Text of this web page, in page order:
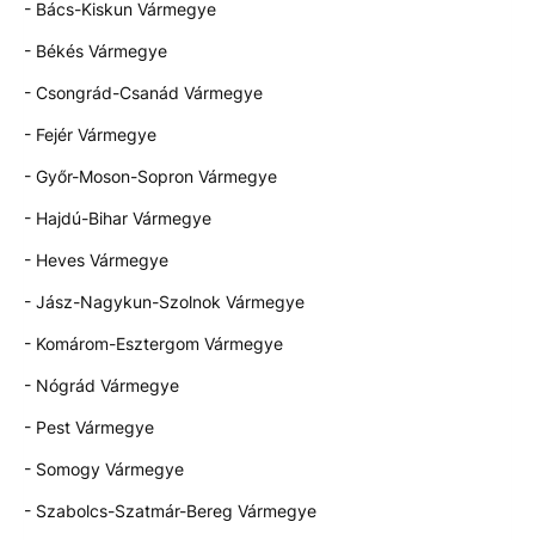
- Bács-Kiskun Vármegye
- Békés Vármegye
- Csongrád-Csanád Vármegye
- Fejér Vármegye
- Győr-Moson-Sopron Vármegye
- Hajdú-Bihar Vármegye
- Heves Vármegye
- Jász-Nagykun-Szolnok Vármegye
- Komárom-Esztergom Vármegye
- Nógrád Vármegye
- Pest Vármegye
- Somogy Vármegye
- Szabolcs-Szatmár-Bereg Vármegye